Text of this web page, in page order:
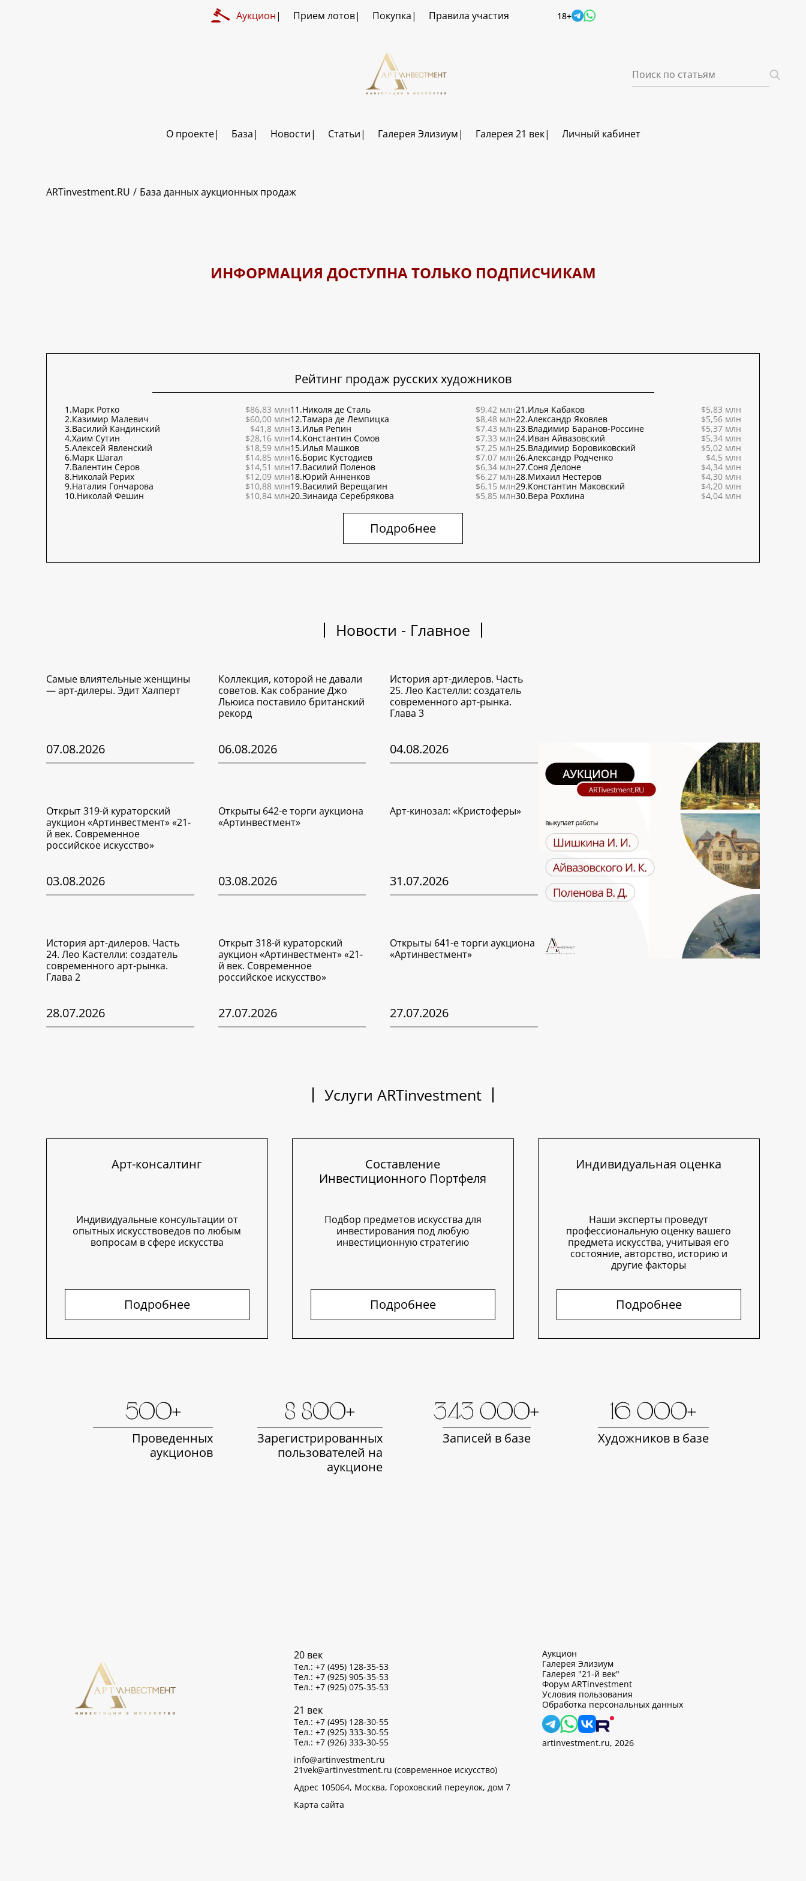
Аукцион Прием лотов Покупка Правила участия 18+
О проекте База Новости Статьи Галерея Элизиум Галерея 21 век Личный кабинет
ARTinvestment.RU База данных аукционных продаж
ИНФОРМАЦИЯ ДОСТУПНА ТОЛЬКО ПОДПИСЧИКАМ
Рейтинг продаж русских художников
1.Марк Ротко
$86,83 млн
2.Казимир Малевич
$60,00 млн
3.Василий Кандинский
$41,8 млн
4.Хаим Сутин
$28,16 млн
5.Алексей Явленский
$18,59 млн
6.Марк Шагал
$14,85 млн
7.Валентин Серов
$14,51 млн
8.Николай Рерих
$12,09 млн
9.Наталия Гончарова
$10,88 млн
10.Николай Фешин $10,84 млн
11.Николя де Сталь
$9,42 млн
12.Тамара де Лемпицка
$8,48 млн
13.Илья Репин
$7,43 млн
14.Константин Сомов
$7,33 млн
15.Илья Машков
$7,25 млн
16.Борис Кустодиев
$7,07 млн
17.Василий Поленов
$6,34 млн
18.Юрий Анненков
$6,27 млн
19.Василий Верещагин
$6,15 млн
20.Зинаида Серебрякова $5,85 млн
21.Илья Кабаков
$5,83 млн
22.Александр Яковлев
$5,56 млн
23.Владимир Баранов-Россине
$5,37 млн
24.Иван Айвазовский
$5,34 млн
25.Владимир Боровиковский
$5,02 млн
26.Александр Родченко
$4,5 млн
27.Соня Делоне
$4,34 млн
28.Михаил Нестеров
$4,30 млн
29.Константин Маковский
$4,20 млн
30.Вера Рохлина $4,04 млн
Подробнее
Новости - Главное
Самые влиятельные женщины
— арт-дилеры. Эдит Халперт
07.08.2026
Коллекция, которой не давали
советов. Как собрание Джо
Льюиса поставило британский
рекорд
06.08.2026
История арт-дилеров. Часть
25. Лео Кастелли: создатель
современного арт-рынка.
Глава 3
04.08.2026
Открыт 319-й кураторский
аукцион «Артинвестмент» «21-
й век. Современное
российское искусство»
03.08.2026
Открыты 642-е торги аукциона
«Артинвестмент»
03.08.2026
Арт-кинозал: «Кристоферы»
31.07.2026
История арт-дилеров. Часть
24. Лео Кастелли: создатель
современного арт-рынка.
Глава 2
28.07.2026
Открыт 318-й кураторский
аукцион «Артинвестмент» «21-
й век. Современное
российское искусство»
27.07.2026
Открыты 641-е торги аукциона
«Артинвестмент»
27.07.2026
Услуги ARTinvestment
Арт-консалтинг
Индивидуальные консультации от
опытных искусствоведов по любым
вопросам в сфере искусства
Подробнее
Составление
Инвестиционного Портфеля
Подбор предметов искусства для
инвестирования под любую
инвестиционную стратегию
Подробнее
Индивидуальная оценка
Наши эксперты проведут
профессиональную оценку вашего
предмета искусства, учитывая его
состояние, авторство, историю и
другие факторы
Подробнее
500+
Проведенных
аукционов
8 800+
Зарегистрированных
пользователей на
аукционе
343 000+
Записей в базе
16 000+
Художников в базе
20 век
Тел.: +7 (495) 128-35-53
Тел.: +7 (925) 905-35-53
Тел.: +7 (925) 075-35-53
21 век
Тел.: +7 (495) 128-30-55
Тел.: +7 (925) 333-30-55
Тел.: +7 (926) 333-30-55
info@artinvestment.ru
21vek@artinvestment.ru (современное искусство)
Адрес 105064, Москва, Гороховский переулок, дом 7
Карта сайта
Аукцион
Галерея Элизиум
Галерея "21-й век"
Форум ARTinvestment
Условия пользования
Обработка персональных данных
artinvestment.ru, 2026